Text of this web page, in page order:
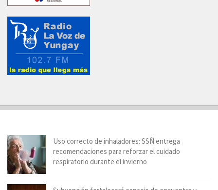
Uso correcto de inhaladores: SSÑ entrega
recomendaciones para reforzar el cuidado
respiratorio durante el invierno